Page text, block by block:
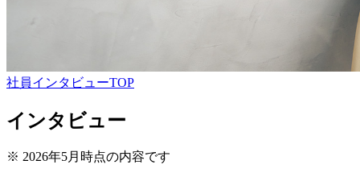
社員インタビューTOP
インタビュー
※ 2026年5月時点の内容です